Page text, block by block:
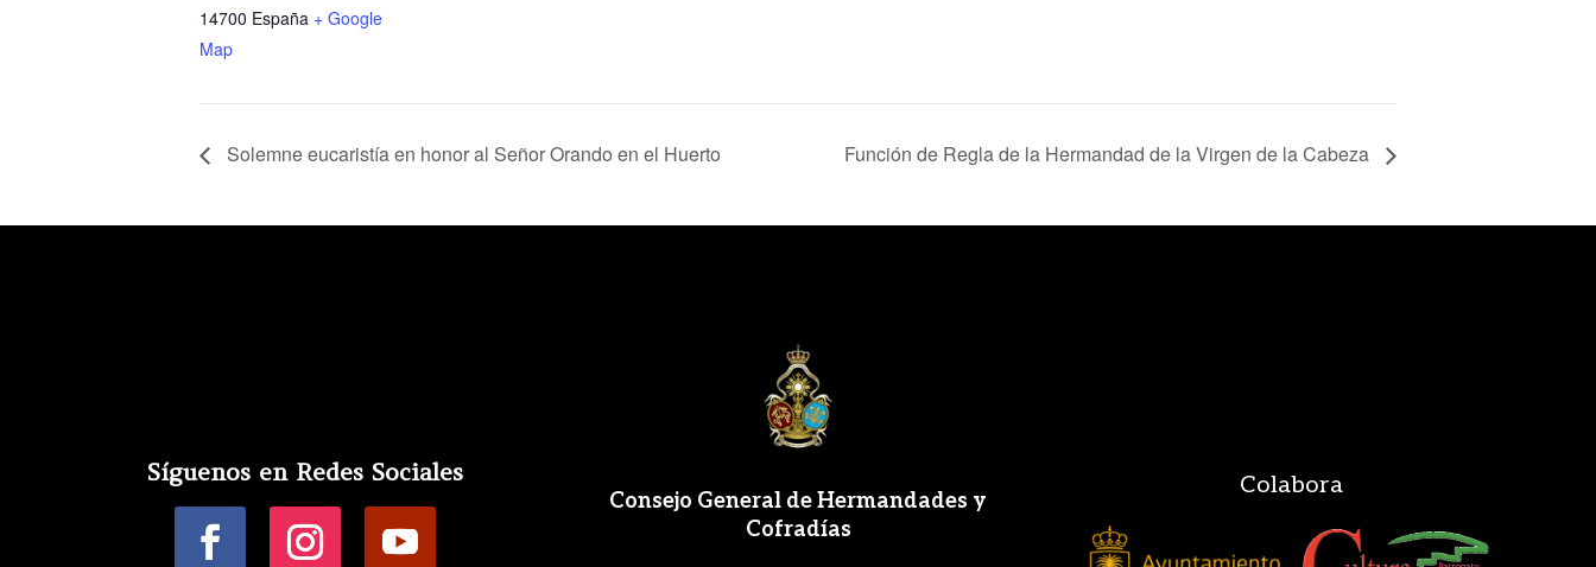
14700 España + Google
Map
Solemne eucaristía en honor al Señor Orando en el Huerto Función de Regla de la Hermandad de la Virgen de la Cabeza
Síguenos en Redes Sociales
Consejo General de Hermandades y
Cofradías
Colabora